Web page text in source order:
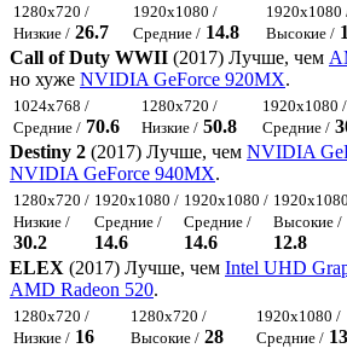
1280x720 /
Низкие / 26.7
1920x1080 /
Средние / 14.8
1920x1080
Высокие /
Call of Duty WWII (2017) Лучше, чем
но хуже NVIDIA GeForce 920MX.
1024x768 /
Средние / 70.6
1280x720 /
Низкие / 50.8
1920x1080 /
Средние /
Destiny 2 (2017) Лучше, чем NVIDIA
NVIDIA GeForce 940MX.
1280x720 /
Низкие /
30.2
1920x1080 /
Средние /
14.6
1920x1080 /
Средние /
14.6
Высокие /
12.8
ELEX (2017) Лучше, чем Intel UHD
AMD Radeon 520.
1280x720 /
Низкие / 16
1280x720 /
Высокие / 28
1920x1080 /
Средние /